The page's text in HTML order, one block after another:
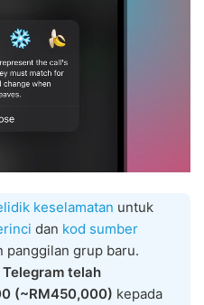
keselamatan untuk
dan kod sumber
panggilan grup baru.
telah
(~RM450,000) kepada